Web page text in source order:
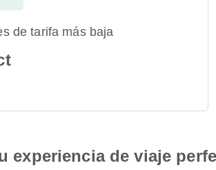
de tarifa más baja
experiencia de viaje